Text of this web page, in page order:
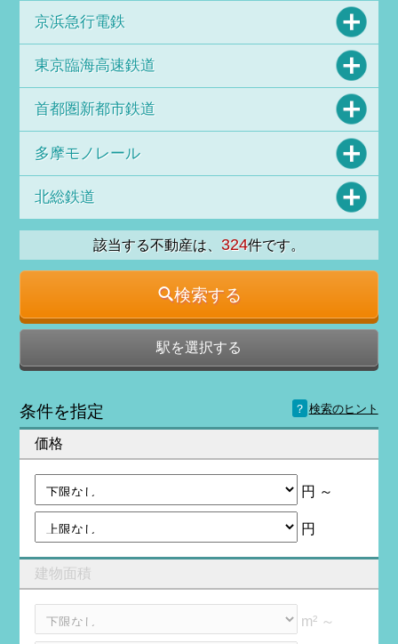
京浜急行電鉄
東京臨海高速鉄道
首都圏新都市鉄道
多摩モノレール
北総鉄道
該当する不動産は、 324件です。
検索する
駅を選択する
条件を指定 ？ 検索のヒント
価格
円 ～
円
建物面積
m² ～